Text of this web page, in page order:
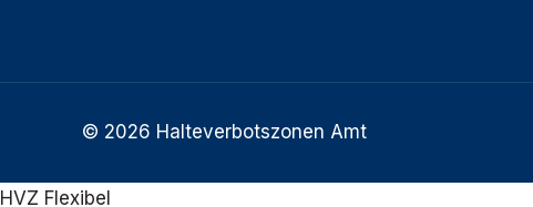
© 2026 Halteverbotszonen Amt
HVZ Flexibel